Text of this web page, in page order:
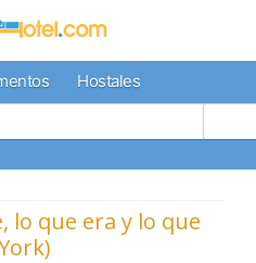
Hostales
lo que era y lo que